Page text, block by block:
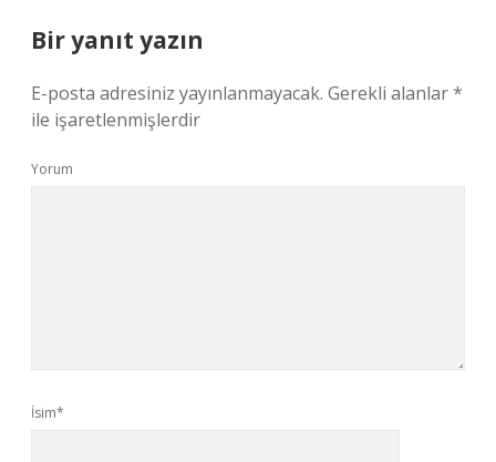
Bir yanıt yazın
E-posta adresiniz yayınlanmayacak. Gerekli alanlar*
ile işaretlenmişlerdir
Yorum
İsim*